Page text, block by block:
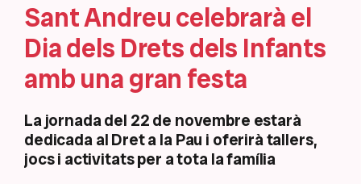
Sant Andreu celebrarà el
Dia dels Drets dels Infants
amb una gran festa
La jornada del 22 de novembre estarà
dedicada al Dret a la Pau i oferirà tallers,
jocs i activitats per a tota la família